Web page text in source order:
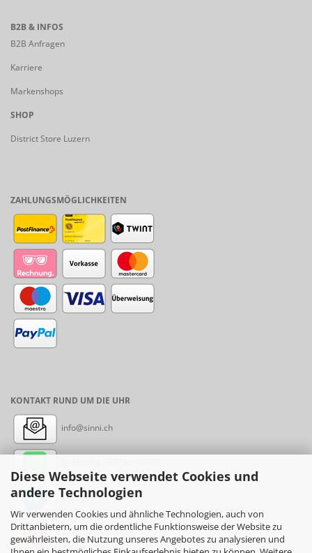
Diese Webseite verwendet Cookies und
andere Technologien
Wir verwenden Cookies und ähnliche Technologien, auch von
Drittanbietern, um die ordentliche Funktionsweise der Website zu
gewährleisten, die Nutzung unseres Angebotes zu analysieren und
B2B & INFOS
B2B Anfragen
Karriere
Markenshops
SHOP
District Store Luzern
ZAHLUNGSMÖGLICHKEITEN
KONTAKT RUND UM DIE UHR
info@sinni.ch
Messenger: sinni.ch
Instagram: sinni_ch